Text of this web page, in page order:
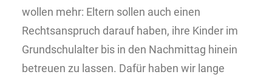
wollen mehr: Eltern sollen auch einen
Rechtsanspruch darauf haben, ihre Kinder im
Grundschulalter bis in den Nachmittag hinein
betreuen zu lassen. Dafür haben wir lange